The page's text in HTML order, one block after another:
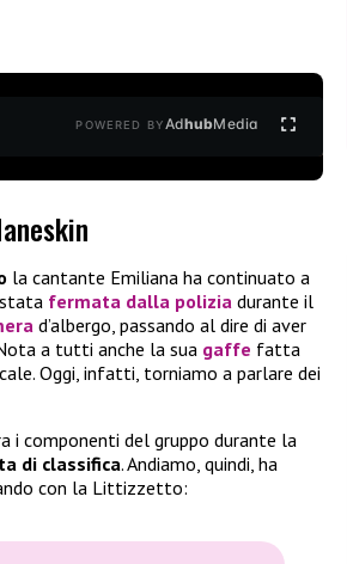
POWERED BYAdhubMedia
la cantante Emiliana ha continuato a
fermata dalla polizia durante il
d’albergo, passando al dire di aver
a tutti anche la sua gaffe fatta
Oggi, infatti, torniamo a parlare dei
i componenti del gruppo durante la
di classifica. Andiamo, quindi, ha
con la Littizzetto: